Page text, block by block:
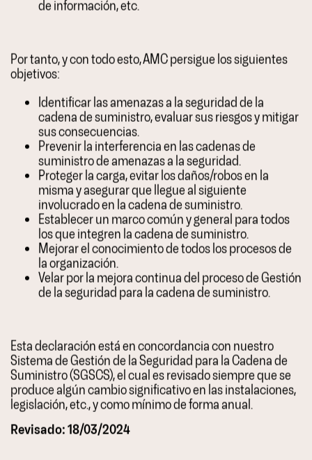
de información, etc.
Por tanto, y con todo esto, AMC persigue los siguientes
objetivos:
Identificar las amenazas a la seguridad de la
cadena de suministro, evaluar sus riesgos y mitigar
sus consecuencias.
Prevenir la interferencia en las cadenas de
suministro de amenazas a la seguridad.
Proteger la carga, evitar los daños/robos en la
misma y asegurar que llegue al siguiente
involucrado en la cadena de suministro.
Establecer un marco común y general para todos
los que integren la cadena de suministro.
Mejorar el conocimiento de todos los procesos de
la organización.
Velar por la mejora continua del proceso de Gestión
de la seguridad para la cadena de suministro.
Esta declaración está en concordancia con nuestro
Sistema de Gestión de la Seguridad para la Cadena de
Suministro (SGSCS), el cual es revisado siempre que se
produce algún cambio significativo en las instalaciones,
legislación, etc., y como mínimo de forma anual.
Revisado: 18/03/2024